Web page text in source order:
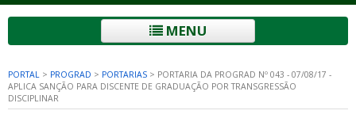
MENU
PORTAL > PROGRAD > PORTARIAS > PORTARIA DA PROGRAD Nº 043 - 07/08/17 -
APLICA SANÇÃO PARA DISCENTE DE GRADUAÇÃO POR TRANSGRESSÃO
DISCIPLINAR